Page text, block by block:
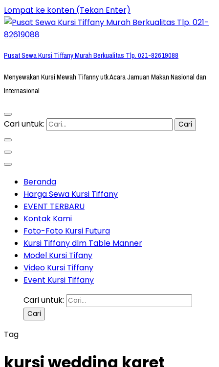
Lompat ke konten (Tekan Enter)
Pusat Sewa Kursi Tiffany Murah Berkualitas Tlp. 021-82619088
Menyewakan Kursi Mewah Tifanny utk Acara Jamuan Makan Nasional dan
Internasional
Cari untuk:
Beranda
Harga Sewa Kursi Tiffany
EVENT TERBARU
Kontak Kami
Foto-Foto Kursi Futura
Kursi Tiffany dlm Table Manner
Model Kursi Tifany
Video Kursi Tiffany
Event Kursi Tiffany
Cari untuk:
Tag
kursi wedding karet